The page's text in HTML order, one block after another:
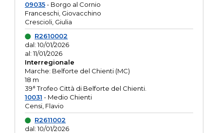
09035- Borgo al Cornio
Franceschi, Giovacchino
Crescioli, Giulia
R2610002
dal: 10/01/2026
al: 11/01/2026
Interregionale
Marche: Belforte del Chienti (MC)
18 m
39° Trofeo Città di Belforte del Chienti.
10031 - Medio Chienti
Censi, Flavio
R2611002
dal: 10/01/2026